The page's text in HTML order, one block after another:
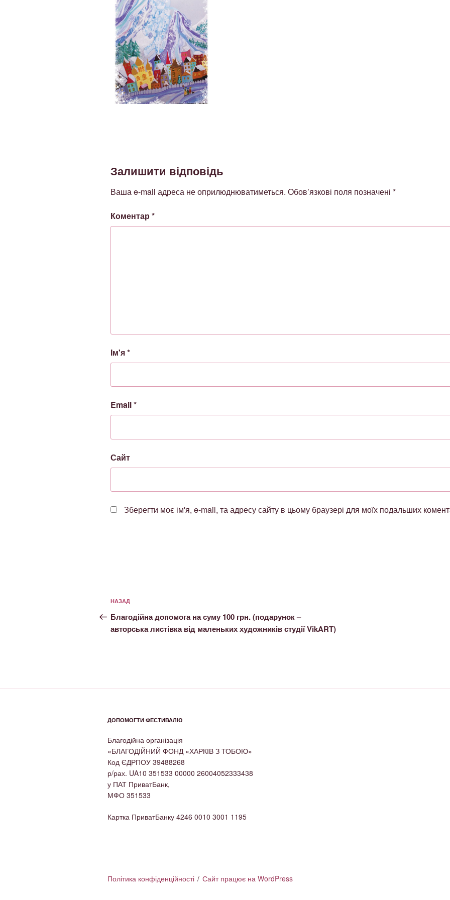
Залишити відповідь
Ваша e-mail адреса не оприлюднюватиметься. Обов’язкові поля позначені *
Коментар *
Ім'я*
Email*
Сайт
Зберегти моє ім'я, e-mail, та адресу сайту в цьому браузері для моїх подальших
НАЗАД
Благодійна допомога на суму 100 грн. (подарунок –
авторська листівка від маленьких художників студії VikART)
ДОПОМОГТИ ФЕСТИВАЛЮ
Благодійна організація
«БЛАГОДІЙНИЙ ФОНД «ХАРКІВ З ТОБОЮ»
Код ЄДРПОУ 39488268
р/рах. UA10 351533 00000 26004052333438
у ПАТ ПриватБанк,
МФО 351533
Картка ПриватБанку 4246 0010 3001 1195
Політика конфіденційності Сайт працює на WordPress